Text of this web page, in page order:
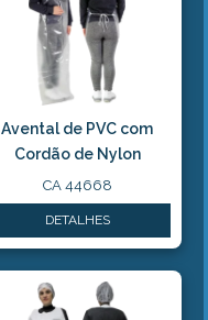
Avental de PVC com
Cordão de Nylon
CA 44668
DETALHES